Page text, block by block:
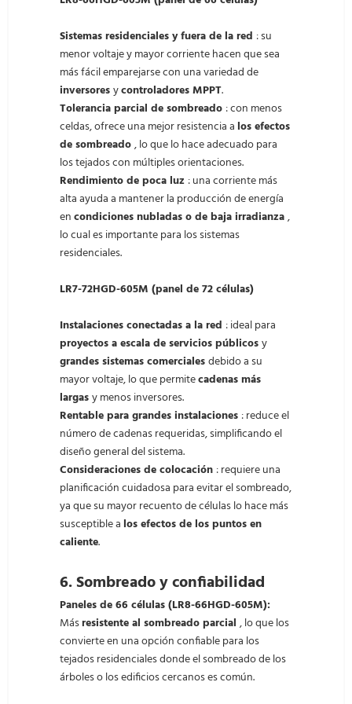
Sistemas residenciales y fuera de la red : su
menor voltaje y mayor corriente hacen que sea
más fácil emparejarse con una variedad de
inversoresycontroladores MPPT.
Tolerancia parcial de sombreado : con menos
celdas, ofrece una mejor resistencia a los efectos
de sombreado, lo que lo hace adecuado para
los tejados con múltiples orientaciones.
Rendimiento de poca luz : una corriente más
alta ayuda a mantener la producción de energía
encondiciones nubladas o de baja irradianza,
lo cual es importante para los sistemas
residenciales.
LR7-72HGD-605M (panel de 72 células)
Instalaciones conectadas a la red : ideal para
proyectos a escala de servicios públicosy
grandes sistemas comercialesdebido a su
mayor voltaje, lo que permitecadenas más
largasy menos inversores.
Rentable para grandes instalaciones : reduce el
número de cadenas requeridas, simplificando el
diseño general del sistema.
Consideraciones de colocación : requiere una
planificación cuidadosa para evitar el sombreado,
ya que su mayor recuento de células lo hace más
susceptible a los efectos de los puntos en
caliente.
6.Sombreado y confiabilidad
Paneles de 66 células (LR8-66HGD-605M):
Másresistente al sombreado parcial , lo que los
convierte en una opción confiable para los
tejados residenciales donde el sombreado de los
árboles o los edificios cercanos es común.